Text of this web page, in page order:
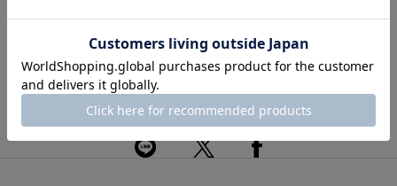
配送について
返品・交換について
このアイテムをシェアする